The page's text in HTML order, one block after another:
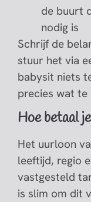
de buurt
nodig is
Schrijf de
stuur het via
babysit niets
precies wat te
Hoe betaal
Het uurloon
leeftijd, regio
vastgesteld
is slim om dit